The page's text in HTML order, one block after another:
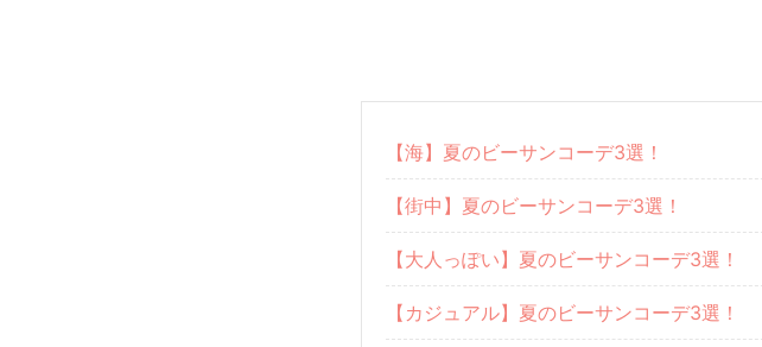
【海】夏のビーサンコーデ3選！
【街中】夏のビーサンコーデ3選！
【大人っぽい】夏のビーサンコーデ3選！
【カジュアル】夏のビーサンコーデ3選！